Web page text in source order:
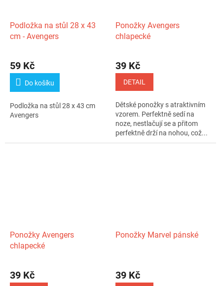
Podložka na stůl 28 x 43
cm - Avengers
59 Kč
Do košíku
Podložka na stůl 28 x 43 cm
Avengers
Ponožky Avengers
chlapecké
39 Kč
DETAIL
Dětské ponožky s atraktivním
vzorem. Perfektně sedí na
noze, nestlačují se a přitom
perfektně drží na nohou, což...
Ponožky Avengers
chlapecké
39 Kč
Ponožky Marvel pánské
39 Kč